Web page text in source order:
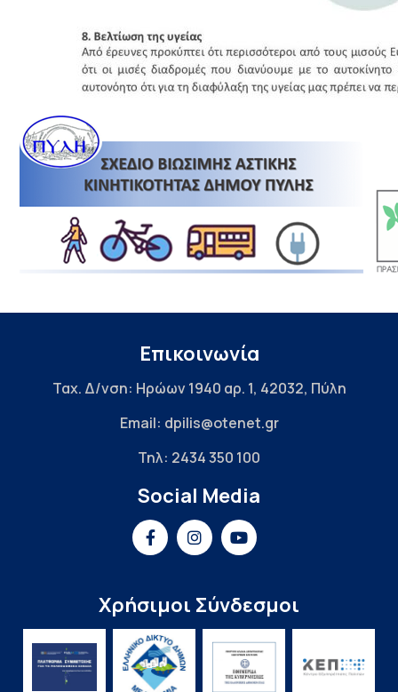
Επικοινωνία
Ταχ. Δ/νση: Ηρώων 1940 αρ. 1, 42032, Πύλη
Email: dpilis@otenet.gr
Τηλ: 2434 350 100
Social Media
Χρήσιμοι Σύνδεσμοι